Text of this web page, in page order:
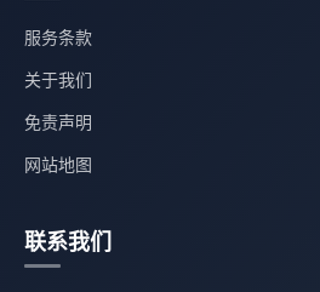
服务条款
关于我们
免责声明
网站地图
联系我们